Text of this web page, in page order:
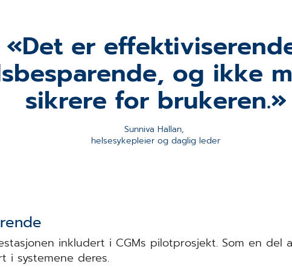
Det er
og ikke
sikrere for brukeren.
Sunniva Hallan,
helsesykepleier og daglig leder
inkludert i CGMs pilotprosjekt. Som en del
i systemene deres.